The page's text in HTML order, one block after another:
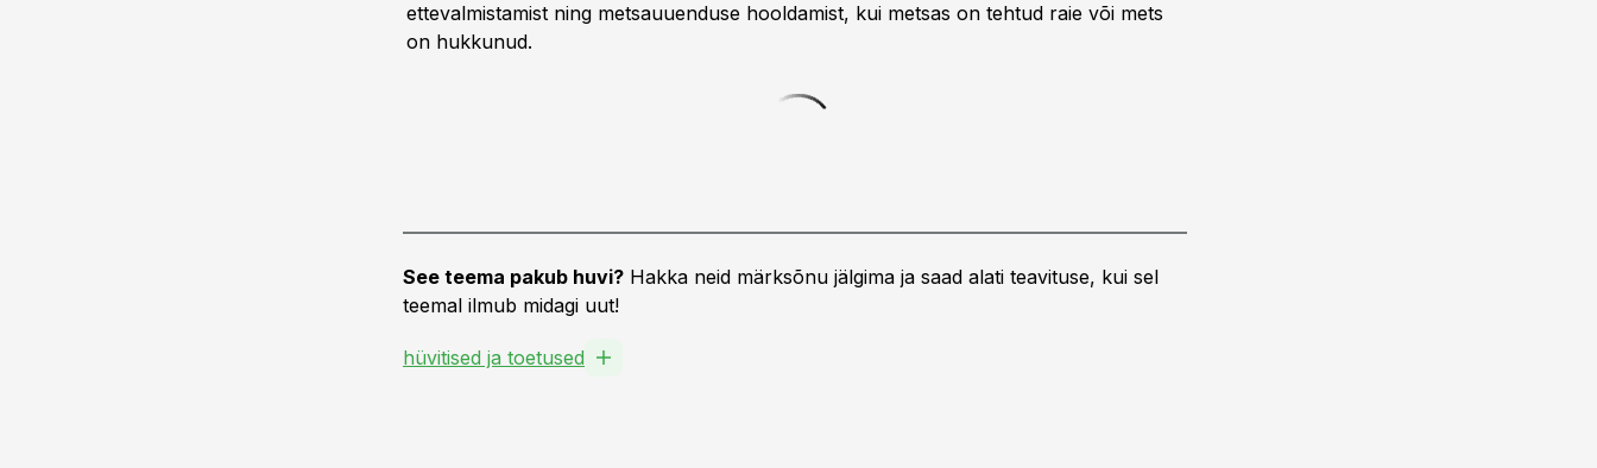
ettevalmistamist ning metsauuenduse hooldamist, kui metsas on tehtud raie või mets
on hukkunud.
See teema pakub huvi? Hakka neid märksõnu jälgima ja saad alati teavituse, kui sel
teemal ilmub midagi uut!
hüvitised ja toetused